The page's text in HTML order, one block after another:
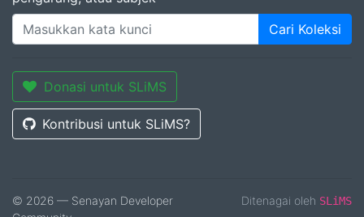
Cari Koleksi
Donasi untuk SLiMS
Kontribusi untuk SLiMS?
© 2026 — Senayan Developer
Ditenagai oleh SLiMS